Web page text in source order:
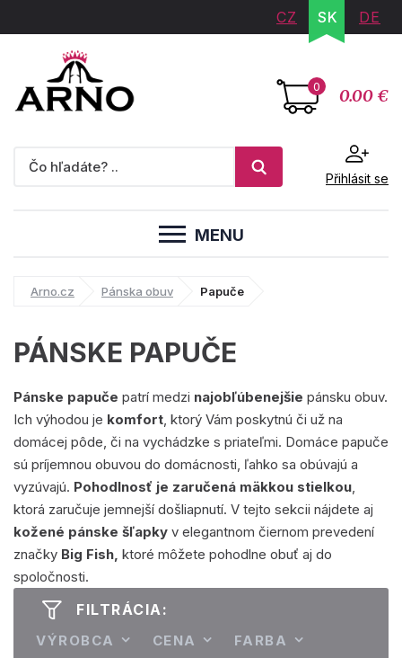
CZ SK DE
0 0.00 €
Přihlásit se
MENU
Arno.cz Pánska obuv Papuče
PÁNSKE PAPUČE
Pánske papuče patrí medzi najobľúbenejšie pánsku obuv.
Ich výhodou je komfort, ktorý Vám poskytnú či už na
domácej pôde, či na vychádzke s priateľmi. Domáce papuče
sú príjemnou obuvou do domácnosti, ľahko sa obúvajú a
vyzúvajú. Pohodlnosť je zaručená mäkkou stielkou,
ktorá zaručuje jemnejší došliapnutí. V tejto sekcii nájdete aj
kožené pánske šľapky v elegantnom čiernom prevedení
značky Big Fish, ktoré môžete pohodlne obuť aj do
spoločnosti.
FILTRÁCIA:
VÝROBCA CENA FARBA